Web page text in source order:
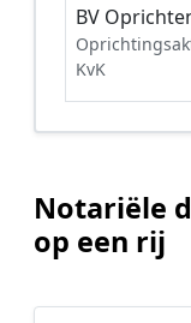
BV
KvK
Notariële
op een rij